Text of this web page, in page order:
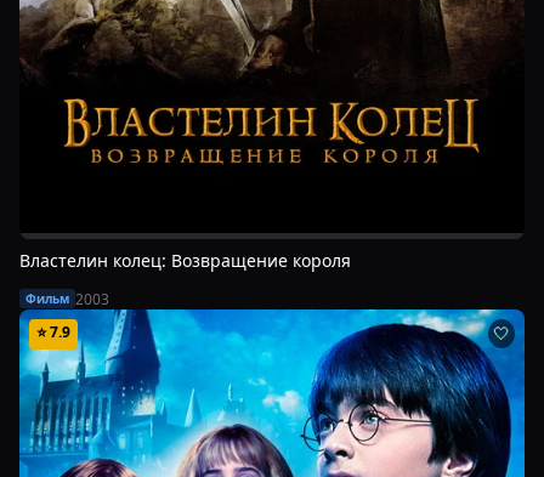
Властелин колец: Возвращение короля
Фильм 2003
⭐7.9 🤍